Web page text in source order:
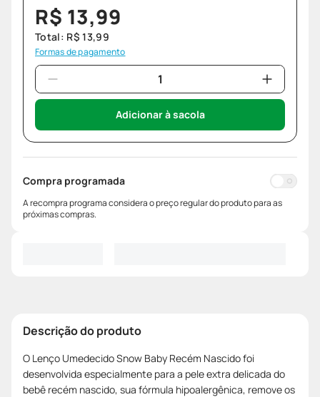
R$ 13,99
Total: R$ 13,99
Formas de pagamento
Adicionar à sacola
Compra programada
A recompra programa considera o preço regular do produto para as
próximas compras.
Descrição do produto
O Lenço Umedecido Snow Baby Recém Nascido foi
desenvolvida especialmente para a pele extra delicada do
bebê recém nascido, sua fórmula hipoalergênica, remove os